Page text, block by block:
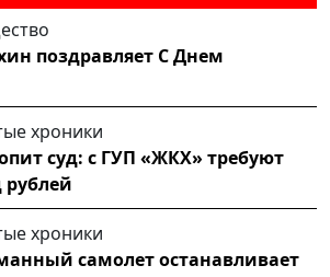
поздравляет С Днем
хроники
суд: с ГУП «ЖКХ» требуют
рублей
хроники
самолет останавливает